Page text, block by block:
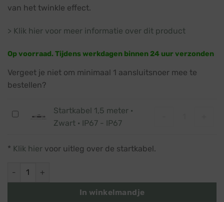
van het twinkle effect.
> Klik hier voor meer informatie over dit product
Op voorraad. Tijdens werkdagen binnen 24 uur verzonden
Vergeet je niet om minimaal 1 aansluitsnoer mee te
bestellen?
Startkabel
·
IP67
Startkabel 1,5 meter ·
Zwart · IP67 - IP67
* Klik hier voor uitleg over de startkabel.
Twinkle lichtgordijn 2m x 3m · Klassiek warm wit · Zwart
In winkelmandje